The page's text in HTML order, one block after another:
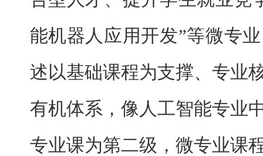
能机器人应用开发”等微专
述以基础课程为支撑、专业
有机体系，像人工智能专业
专业课为第二级，微专业课